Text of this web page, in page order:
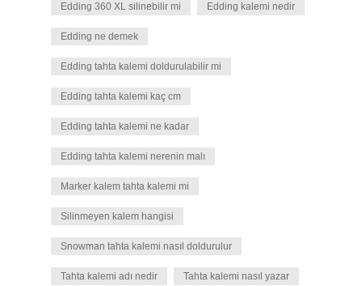
Edding 360 XL silinebilir mi Edding kalemi nedir
Edding ne demek
Edding tahta kalemi doldurulabilir mi
Edding tahta kalemi kaç cm
Edding tahta kalemi ne kadar
Edding tahta kalemi nerenin malı
Marker kalem tahta kalemi mi
Silinmeyen kalem hangisi
Snowman tahta kalemi nasıl doldurulur
Tahta kalemi adı nedir Tahta kalemi nasıl yazar